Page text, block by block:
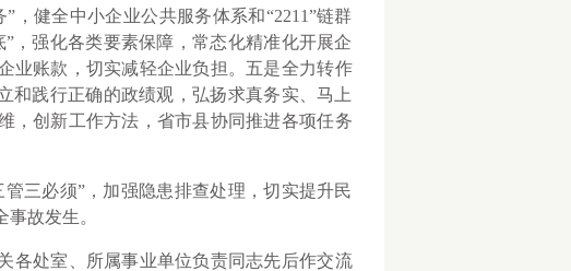
，健全中小企业公共服务体系和“2211”链群
，强化各类要素保障，常态化精准化开展企
业账款，切实减轻企业负担。五是全力转作
和践行正确的政绩观，弘扬求真务实、马上
，创新工作方法，省市县协同推进各项任务
必须”，加强隐患排查处理，切实提升民
故发生。
处室、所属事业单位负责同志先后作交流